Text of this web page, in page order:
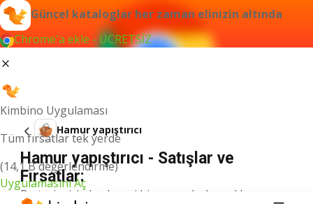
Güncel kataloglar her zaman elinizin altında
Chrome'a ekle - ÜCRETSİZ
Kimbino Uygulaması
Tüm fırsatlar tek yerde
(14,1 B değerlendirme)
Uygulamasını Aç
Hamur yapıştırıcı
Hamur yapıştırıcı - Satışlar ve
Fırsatlar:
Bu terim için herhangi bir sonuç bulamadık.